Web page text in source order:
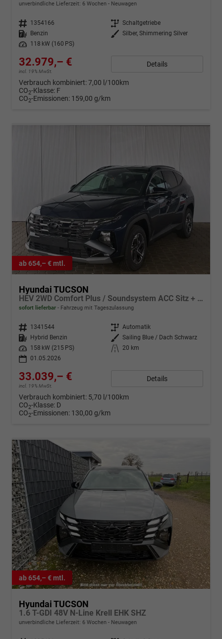
unverbindliche Lieferzeit: 6 Wochen Neuwagen
Fahrzeugnr. 1354166 Getriebe Schaltgetriebe
Kraftstoff
Benzin Außenfarbe Silber, Shimmering Silver
Leistung
118 kW (160 PS)
32.979,– €
incl. 19% MwSt.
Details
Verbrauch kombiniert:7,00 l/100km
CO2-Klasse: F
CO2-Emissionen: 159,00 g/km
ab 654,– € mtl.
Hyundai TUCSON
HEV 2WD Comfort Plus / Soundsystem ACC Sitz + Lenkradheiz. Alu 17" E-Heckklappe Keyless LED
sofort lieferbar Fahrzeug mit Tageszulassung
Fahrzeugnr. 1341544 Getriebe Automatik
Kraftstoff
Hybrid Benzin Außenfarbe Sailing Blue / Dach Schwarz
Leistung
158 kW (215 PS) Kilometerstand
20 km
01.05.2026
33.039,– €
incl. 19% MwSt.
Details
Verbrauch kombiniert: 5,70 l/100km
CO2-Klasse: D
CO2-Emissionen: 130,00 g/km
ab 654,– € mtl.
Hyundai TUCSON
1.6 T-GDI 48V N-Line Krell EHK SHZ
unverbindliche Lieferzeit: 6 Wochen Neuwagen